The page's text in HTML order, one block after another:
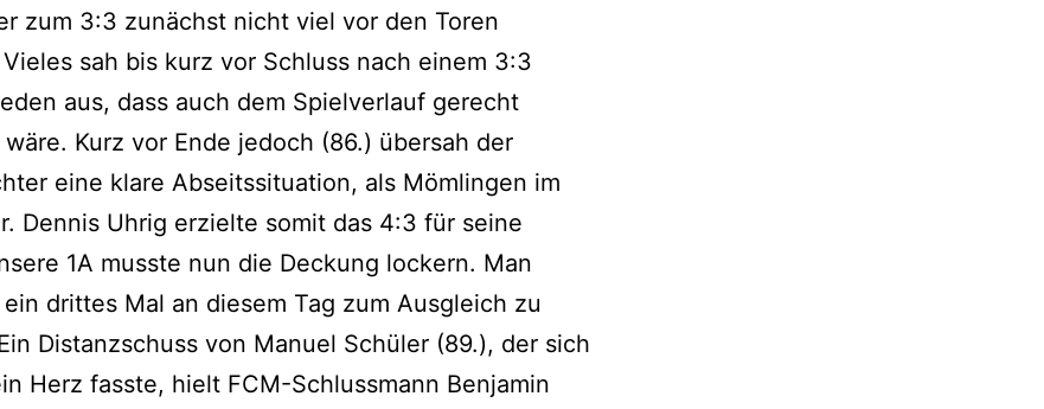
zum 3:3 zunächst nicht viel vor den Toren
sah bis kurz vor Schluss nach einem 3:3
aus, dass auch dem Spielverlauf gerecht
Kurz vor Ende jedoch (86.) übersah der
eine klare Abseitssituation, als Mömlingen im
Dennis Uhrig erzielte somit das 4:3 für seine
1A musste nun die Deckung lockern. Man
drittes Mal an diesem Tag zum Ausgleich zu
Distanzschuss von Manuel Schüler (89.), der sich
Herz fasste, hielt FCM-Schlussmann Benjamin